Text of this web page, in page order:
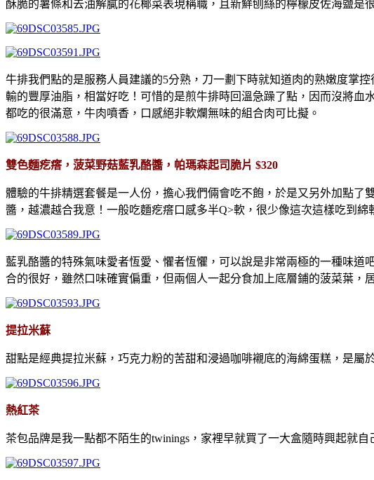
酥脆的薯條和去油解膩的花椰菜表現稱職，且新鮮刨絲的檸檬皮佐海鹽是
牛排我們點的是服務人員建議的5分熟，刀一劃下時就知道肉的熟嫩度掌
輸的豐厚油脂，相當好吃！可惜的是煎牛排時回溫急躁了點，因而沒將
都吃的很滿意，牛肉噴香，口感絕非軟爛無味的組合肉可比擬。
雙色麵疙瘩，菠菜野菇藍乳酪醬，帕瑪森起司脆片 $320
體驗的牛排精選套餐是一人份，擔心我們倆會吃不飽，於是又另外加點
醬，越濃越合我意！一般吃麵疙瘩口感多半Q>軟，很少像這次這樣吃到
藍乳酪醬的特殊氣味愛者恆愛、懼者恆懼，可以說是非常兩極的一種味
合的很好，雖然口味確實偏重，但兩個人一起分食加上底層鋪的菠菜葉，
提拉米蘇
甜點是經典提拉米蘇，巧克力粉的苦甜和浸過咖啡襯底的海綿蛋糕，是屬
熱紅茶
茶包品牌是我一點都不陌生的twinings，家裡早就買了一大盒隨時興起就